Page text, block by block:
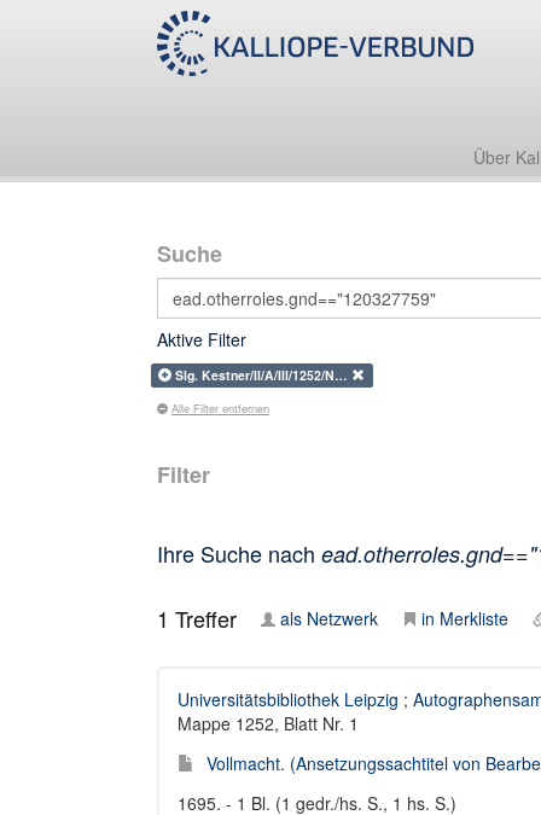
Über
Suche
Aktive Filter
Slg. Kestner/II/A/III/1252/N…
Alle Filter entfernen
Filter
Ihre Suche nach
1 Treffer als Netzwerk in Merkliste
Universitätsbibliothek Leipzig ;
Mappe 1252, Blatt Nr. 1
Vollmacht. (Ansetzungssachtitel von
1695. - 1 Bl. (1 gedr./hs. S., 1 hs. S.)